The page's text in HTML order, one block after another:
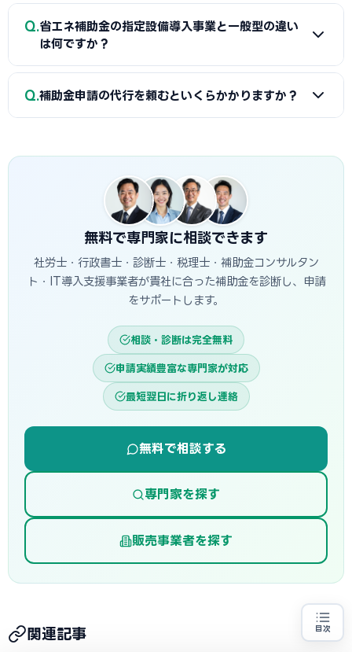
る組み合わせが一般的です。平塚市産業振興課で最適な経費
配分の事前確認をお勧めします。
A
省エネ補助金（SII類型）の申請に必要な基本書類は、G
ビズIDプライム・省エネ計算書（現状比較）・設備メーカー
メーカーまたは省エネ診断機関の協力が必要です。平塚市産
業振興課で対象設備・申請書類の確認と診断機関の紹介を受
Q 省エネ補助金の指定設備導入事業と一般型の違い
は何ですか？
A
指定設備導入事業は事前登録された省エネ設備から選ぶ
Q 補助金申請の代行を頼むといくらかかりますか？
す。当サイトでは平塚市に対応した専門家を無料でご紹介して
無料で専門家に相談できます
社労士・行政書士・診断士・税理士・補助金コンサルタン
ト・IT導入支援事業者が貴社に合った補助金を診断し、申請
をサポートします。
相談・診断は完全無料
申請実績豊富な専門家が対応
最短翌日に折り返し連絡
無料で相談する
専門家を探す
販売事業者を探す
関連記事 目次
省エネ設備の導入をお考えの方